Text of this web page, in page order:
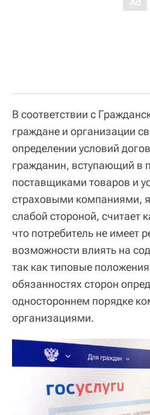
В соответствии с
граждане и организации
определении условий
гражданин, вступающий в
поставщиками товаров и
страховыми компаниями,
слабой стороной, считает
что потребитель не имеет
возможности влиять на
так как типовые
обязанностях сторон
одностороннем порядке
организациями.